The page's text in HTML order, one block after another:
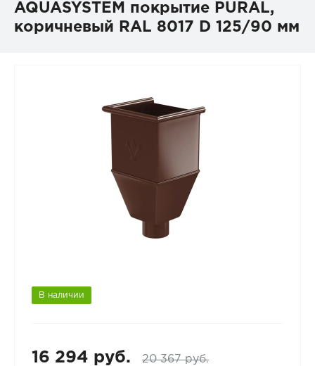
AQUASYSTEM покрытие PURAL,
коричневый RAL 8017 D 125/90 мм
В наличии
16 294 руб. 20 367 руб.